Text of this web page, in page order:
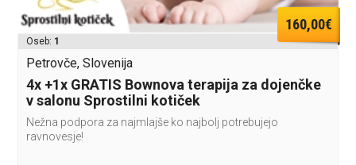
160,00€
Oseb: 1
Petrovče, Slovenija
4x +1x GRATIS Bownova terapija za dojenčke
v salonu Sprostilni kotiček
Nežna podpora za najmlajše ko najbolj potrebujejo
ravnovesje!